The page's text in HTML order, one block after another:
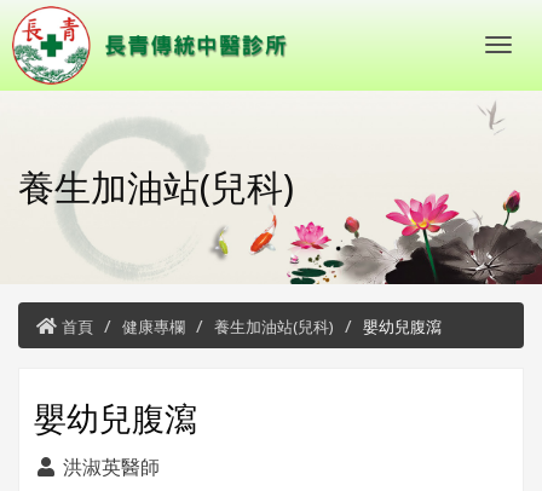
養生加油站(兒科)
首頁 健康專欄 養生加油站(兒科) 嬰幼兒腹瀉
嬰幼兒腹瀉
洪淑英醫師